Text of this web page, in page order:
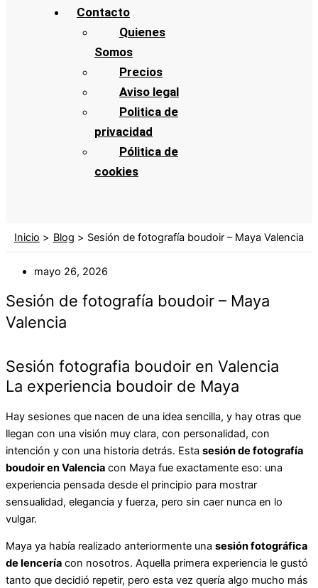
Contacto
Quienes
Somos
Precios
Aviso legal
Politica de
privacidad
Pólitica de
cookies
Inicio Blog Sesión de fotografía boudoir – Maya Valencia
mayo 26, 2026
Sesión de fotografía boudoir – Maya
Valencia
Sesión fotografia boudoir en Valencia
La experiencia boudoir de Maya
Hay sesiones que nacen de una idea sencilla, y hay otras que
llegan con una visión muy clara, con personalidad, con
intención y con una historia detrás. Esta sesión de fotografía
boudoir en Valencia con Maya fue exactamente eso: una
experiencia pensada desde el principio para mostrar
sensualidad, elegancia y fuerza, pero sin caer nunca en lo
vulgar.
Maya ya había realizado anteriormente una sesión fotográfica
de lencería con nosotros. Aquella primera experiencia le gustó
tanto que decidió repetir, pero esta vez quería algo mucho más